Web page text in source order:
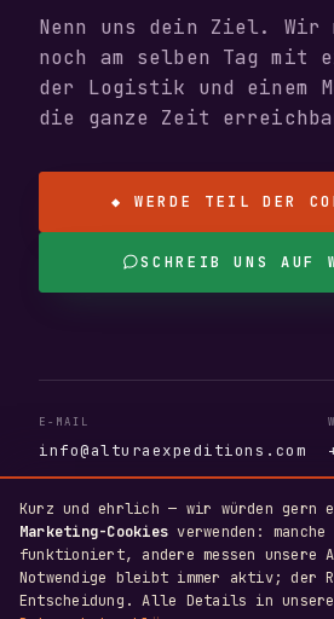
Nenn uns dein Ziel. Wir
noch am selben Tag mit
der Logistik und einem
die ganze Zeit
◆ WERDE TEIL DER
SCHREIB UNS AUF
E-MAIL
info@alturaexpeditions.com
AV.404.AS · T.A. 110381
Kurz und ehrlich — wir würden gern
Marketing-Cookies verwenden:
funktioniert, andere messen unsere
Notwendige bleibt immer aktiv; der
Entscheidung. Alle Details in